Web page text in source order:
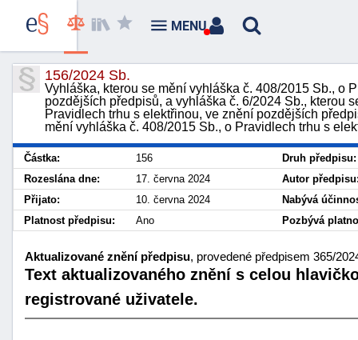
156/2024 Sb.
Vyhláška, kterou se mění vyhláška č. 408/2015 Sb., o
pozdějších předpisů, a vyhláška č. 6/2024 Sb., kterou
Pravidlech trhu s elektřinou, ve znění pozdějších
mění vyhláška č. 408/2015 Sb., o Pravidlech trhu s
Částka: 156
Druh předpisu:
Rozeslána dne:
17. června 2024
Autor
Přijato:
10. června 2024
Nabývá
Platnost předpisu:
Ano Pozbývá
Aktualizované znění předpisu, provedené předpisem 365/
Text aktualizovaného znění s celou
registrované uživatele.
MENU